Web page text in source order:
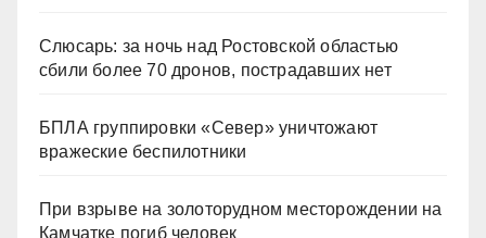
Слюсарь: за ночь над Ростовской областью
сбили более 70 дронов, пострадавших нет
БПЛА группировки «Север» уничтожают
вражеские беспилотники
При взрыве на золоторудном месторождении на
Камчатке погиб человек